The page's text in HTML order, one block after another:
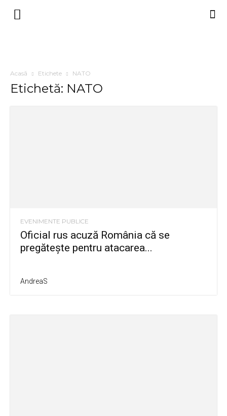
Acasă Etichete NATO
Etichetă: NATO
EVENIMENTE PUBLICE
Oficial rus acuză România că se
pregătește pentru atacarea...
AndreaS